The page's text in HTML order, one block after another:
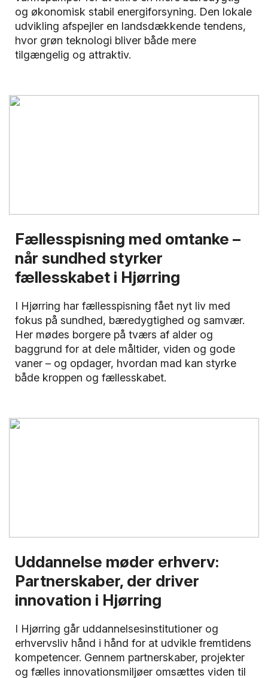
og økonomisk stabil energiforsyning. Den lokale
udvikling afspejler en landsdækkende tendens,
hvor grøn teknologi bliver både mere
tilgængelig og attraktiv.
Fællesspisning med omtanke –
når sundhed styrker
fællesskabet i Hjørring
I Hjørring har fællesspisning fået nyt liv med
fokus på sundhed, bæredygtighed og samvær.
Her mødes borgere på tværs af alder og
baggrund for at dele måltider, viden og gode
vaner – og opdager, hvordan mad kan styrke
både kroppen og fællesskabet.
Uddannelse møder erhverv:
Partnerskaber, der driver
innovation i Hjørring
I Hjørring går uddannelsesinstitutioner og
erhvervsliv hånd i hånd for at udvikle fremtidens
kompetencer. Gennem partnerskaber, projekter
og fælles innovationsmiljøer omsættes viden til